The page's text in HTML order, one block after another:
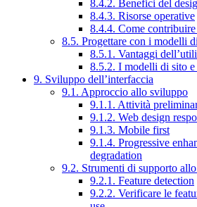
8.4.2. Benefici del
8.4.3. Risorse operative
8.4.4. Come
8.5. Progettare con i modelli
8.5.1. Vantaggi
8.5.2. I modelli di sito
9. Sviluppo dell’interfaccia
9.1. Approccio allo sviluppo
9.1.1. Attività
9.1.2. Web design
9.1.3. Mobile first
9.1.4. Progressive
degradation
9.2. Strumenti di supporto
9.2.1. Feature detection
9.2.2. Verificare le